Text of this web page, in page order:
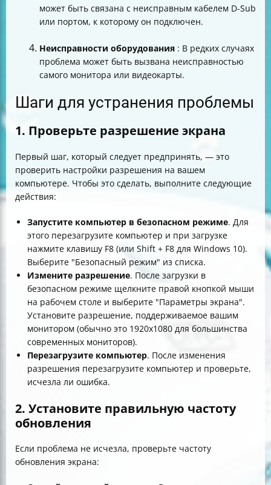
может быть связана с неисправным кабелем D-Sub
или портом, к которому он подключен.
Неисправности оборудования : В редких случаях
проблема может быть вызвана неисправностью
самого монитора или видеокарты.
Шаги для устранения проблемы
1. Проверьте разрешение экрана
Первый шаг, который следует предпринять, — это
проверить настройки разрешения на вашем
компьютере. Чтобы это сделать, выполните следующие
действия:
Запустите компьютер в безопасном режиме. Для
этого перезагрузите компьютер и при загрузке
нажмите клавишу F8 (или Shift + F8 для Windows 10).
Выберите "Безопасный режим" из списка.
Измените разрешение. После загрузки в
безопасном режиме щелкните правой кнопкой мыши
на рабочем столе и выберите "Параметры экрана".
Установите разрешение, поддерживаемое вашим
монитором (обычно это 1920x1080 для большинства
современных мониторов).
Перезагрузите компьютер. После изменения
разрешения перезагрузите компьютер и проверьте,
исчезла ли ошибка.
2. Установите правильную частоту
обновления
Если проблема не исчезла, проверьте частоту
обновления экрана: